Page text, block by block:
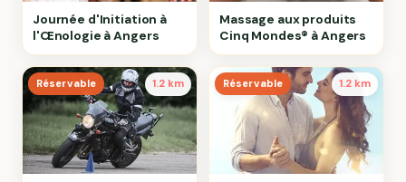
Journée d'Initiation à
l'Œnologie à Angers
Massage aux produits
Cinq Mondes® à Angers
Réservable 1.2 km Réservable 1.2 km